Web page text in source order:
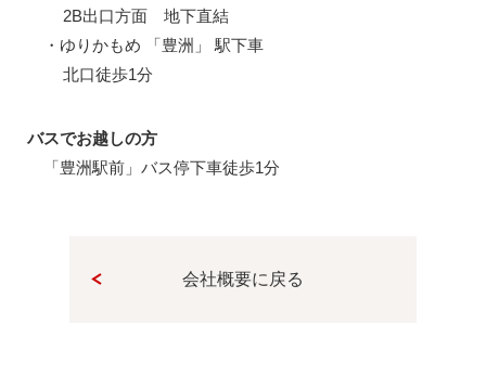
2B出口方面 地下直結
・ゆりかもめ 「豊洲」 駅下車
北口徒歩1分
バスでお越しの方
「豊洲駅前」バス停下車徒歩1分
会社概要に戻る